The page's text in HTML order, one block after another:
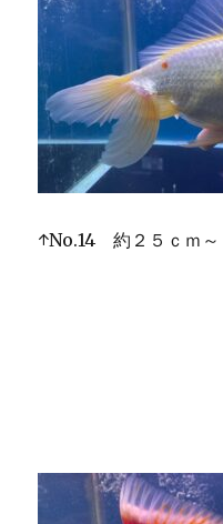
↑No.14 約２５ｃｍ